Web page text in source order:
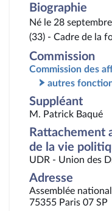
Biographie
Né le 28
(33) - Cadre de la
Commission
Commission des
autres
Suppléant
M. Patrick Baqué
Rattachement
de la vie
UDR - Union des
Adresse
Assemblée
75355 Paris 07 SP